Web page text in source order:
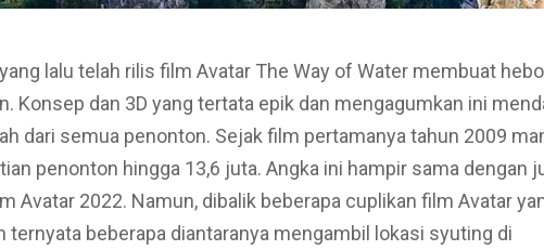
lalu telah rilis film Avatar The Way of Water membuat
Konsep dan 3D yang tertata epik dan mengagumkan ini
dari semua penonton. Sejak film pertamanya tahun 2009
penonton hingga 13,6 juta. Angka ini hampir sama dengan
Avatar 2022. Namun, dibalik beberapa cuplikan film Avatar
ternyata beberapa diantaranya mengambil lokasi syuting di